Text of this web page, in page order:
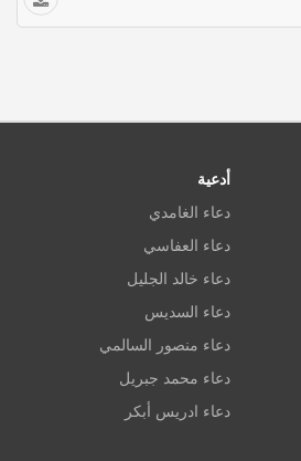
أدعية
دعاء الغامدي
دعاء العفاسي
دعاء خالد الجليل
دعاء السديس
دعاء منصور السالمي
دعاء محمد جبريل
دعاء ادريس أبكر